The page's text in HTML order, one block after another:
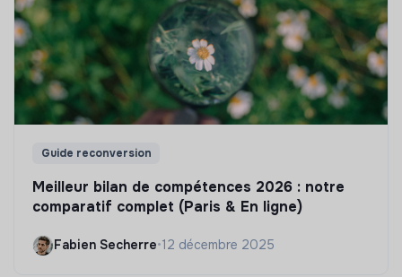
Guide reconversion
Meilleur bilan de compétences 2026 : notre
comparatif complet (Paris & En ligne)
Fabien Secherre•12 décembre 2025